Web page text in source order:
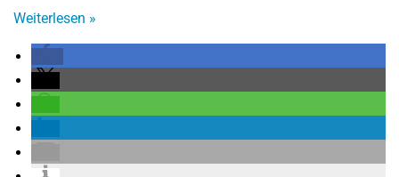
Weiterlesen »